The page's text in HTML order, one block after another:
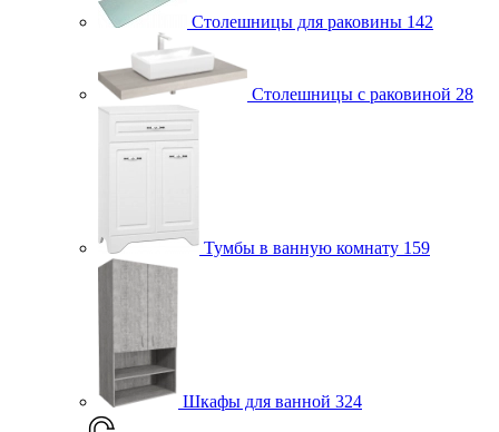
Столешницы для раковины 142
Столешницы с раковиной 28
Тумбы в ванную комнату 159
Шкафы для ванной 324